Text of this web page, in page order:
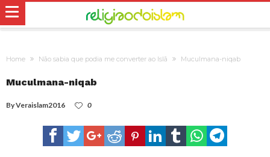
Home Não sabia que podia me converter ao Islã Muculmana-niqab
Muculmana-niqab
ByVeraislam2016 0